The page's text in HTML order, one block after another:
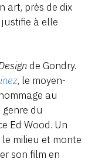
art, près de dix
à elle
de Gondry.
, le moyen-
au
du
Ed Wood. Un
milieu et monte
son film en